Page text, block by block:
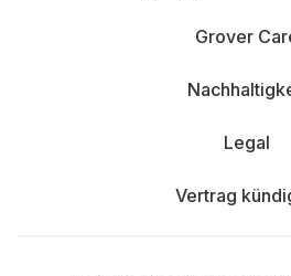
Grover
Legal
Vertrag